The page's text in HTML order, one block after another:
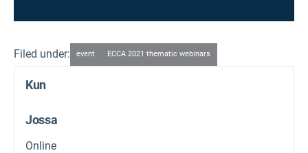
Filed under: event ECCA 2021 thematic webinars
Kun
Jossa
Online